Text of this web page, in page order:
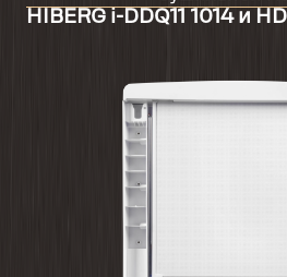
HIBERG i-DDQ11 1014 и